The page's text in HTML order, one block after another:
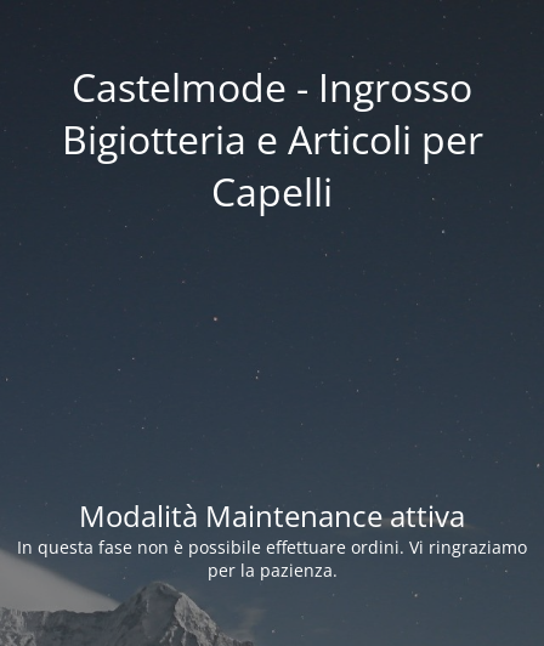
Castelmode - Ingrosso
Bigiotteria e Articoli per
Capelli
Modalità Maintenance attiva
In questa fase non è possibile effettuare ordini. Vi ringraziamo
per la pazienza.